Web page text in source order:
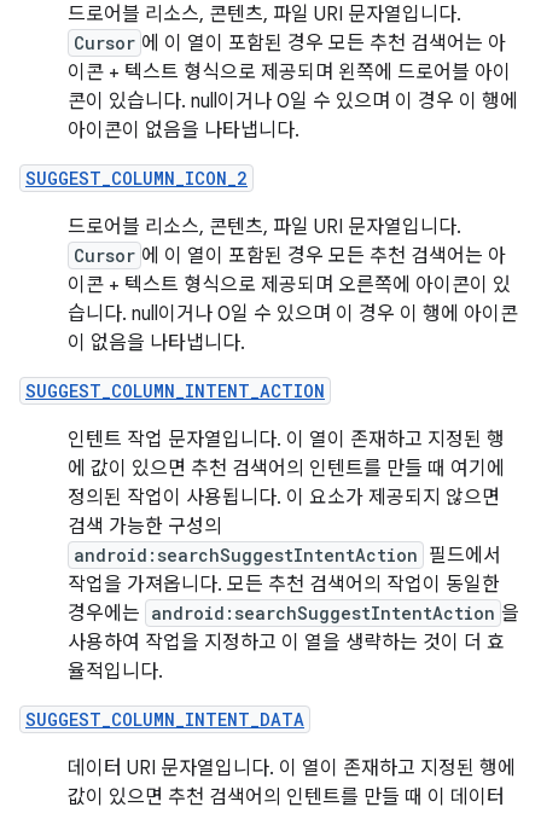
드로어블 리소스, 콘텐츠, 파일 URI 문자열입니다.
Cursor 에 이 열이 포함된 경우 모든 추천 검색어는 아
이콘 + 텍스트 형식으로 제공되며 왼쪽에 드로어블 아이
콘이 있습니다. null이거나 0일 수 있으며 이 경우 이 행에
아이콘이 없음을 나타냅니다.
SUGGEST_COLUMN_ICON_2
드로어블 리소스, 콘텐츠, 파일 URI 문자열입니다.
Cursor 에 이 열이 포함된 경우 모든 추천 검색어는 아
이콘 + 텍스트 형식으로 제공되며 오른쪽에 아이콘이 있
습니다. null이거나 0일 수 있으며 이 경우 이 행에 아이콘
이 없음을 나타냅니다.
SUGGEST_COLUMN_INTENT_ACTION
인텐트 작업 문자열입니다. 이 열이 존재하고 지정된 행
에 값이 있으면 추천 검색어의 인텐트를 만들 때 여기에
정의된 작업이 사용됩니다. 이 요소가 제공되지 않으면
검색 가능한 구성의
android:searchSuggestIntentAction 필드에서
작업을 가져옵니다. 모든 추천 검색어의 작업이 동일한
경우에는 android:searchSuggestIntentAction 을
사용하여 작업을 지정하고 이 열을 생략하는 것이 더 효
율적입니다.
SUGGEST_COLUMN_INTENT_DATA
데이터 URI 문자열입니다. 이 열이 존재하고 지정된 행에
값이 있으면 추천 검색어의 인텐트를 만들 때 이 데이터